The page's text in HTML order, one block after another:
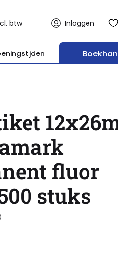
btw Inloggen
fluor
stuks